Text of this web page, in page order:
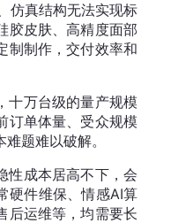
仿真结构无法实现标
胶皮肤、高精度面部
制制作，交付效率和
十万台级的量产规模
订单体量、受众规模
题难以破解。
性成本居高不下，会
硬件维保、情感AI算
后运维等，均需要长